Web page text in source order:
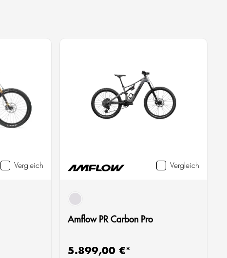
Vergleich Vergleich
grau
Amflow PR Carbon Pro
Regulärer Preis:
5.899,00 €*